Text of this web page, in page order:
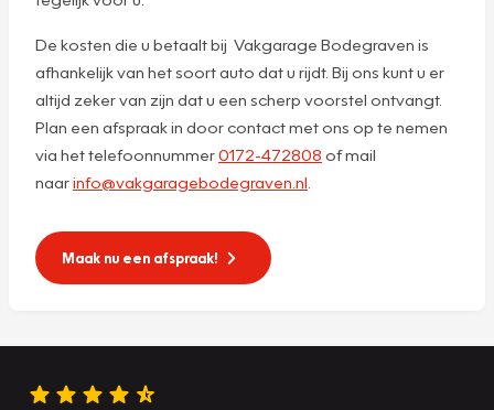
De kosten die u betaalt bij Vakgarage Bodegraven is
afhankelijk van het soort auto dat u rijdt. Bij ons kunt u er
altijd zeker van zijn dat u een scherp voorstel ontvangt.
Plan een afspraak in door contact met ons op te nemen
via het telefoonnummer0172-472808 of mail
naarinfo@vakgaragebodegraven.nl
Maak nu een afspraak!